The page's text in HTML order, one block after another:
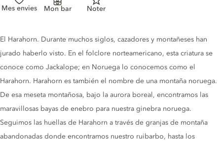
Mes envies Mon bar Noter
Gin description
El Harahorn. Durante muchos siglos, cazadores y montañeses han
jurado haberlo visto. En el folclore norteamericano, esta criatura se
conoce como Jackalope; en Noruega lo conocemos como el
Harahorn. Harahorn es también el nombre de una montaña noruega.
De esa meseta montañosa, bajo la aurora boreal, encontramos las
maravillosas bayas de enebro para nuestra ginebra noruega.
Seguimos las huellas de Harahorn a través de granjas de montaña
abandonadas donde encontramos nuestro ruibarbo, hasta los